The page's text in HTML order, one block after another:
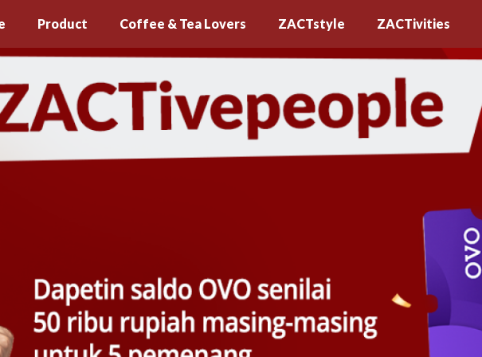
Product Coffee & Tea Lovers ZACTstyle ZACTivities